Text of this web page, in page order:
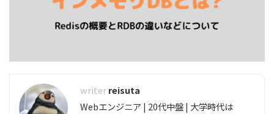
reisuta
Webエンジニア | 20代中盤 | 大学時代は